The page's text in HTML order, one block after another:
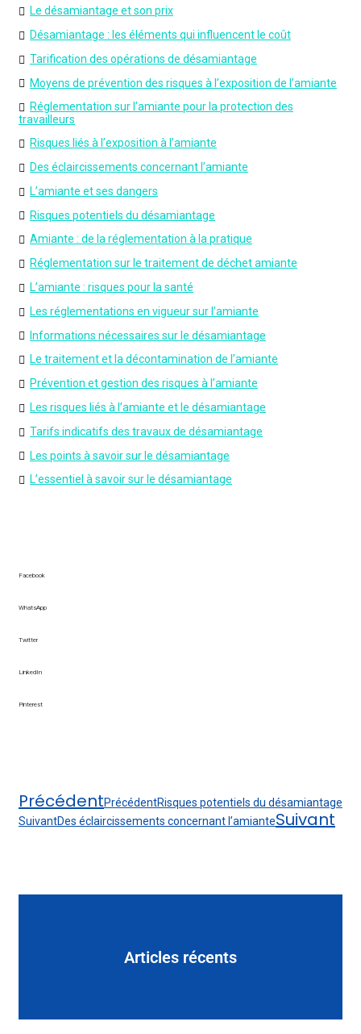
Le désamiantage et son prix
Désamiantage : les éléments qui influencent le coût
Tarification des opérations de désamiantage
Moyens de prévention des risques à l’exposition de l’amiante
Réglementation sur l’amiante pour la protection des
travailleurs
Risques liés à l’exposition à l’amiante
Des éclaircissements concernant l’amiante
L’amiante et ses dangers
Risques potentiels du désamiantage
Amiante : de la réglementation à la pratique
Réglementation sur le traitement de déchet amiante
L’amiante : risques pour la santé
Les réglementations en vigueur sur l’amiante
Informations nécessaires sur le désamiantage
Le traitement et la décontamination de l’amiante
Prévention et gestion des risques à l’amiante
Les risques liés à l’amiante et le désamiantage
Tarifs indicatifs des travaux de désamiantage
Les points à savoir sur le désamiantage
L’essentiel à savoir sur le désamiantage
Facebook
WhatsApp
Twitter
LinkedIn
Pinterest
PrécédentPrécédentRisques potentiels du désamiantage
SuivantDes éclaircissements concernant l’amianteSuivant
Articles récents